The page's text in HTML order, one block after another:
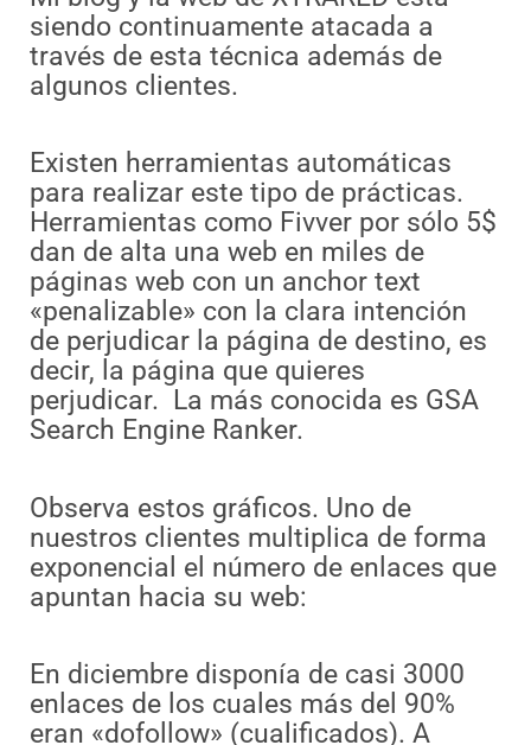
siendo continuamente atacada a
través de esta técnica además de
algunos clientes.
Existen herramientas automáticas
para realizar este tipo de prácticas.
Herramientas como Fivver por sólo 5$
dan de alta una web en miles de
páginas web con un anchor text
«penalizable» con la clara intención
de perjudicar la página de destino, es
decir, la página que quieres
perjudicar. La más conocida es GSA
Search Engine Ranker.
Observa estos gráficos. Uno de
nuestros clientes multiplica de forma
exponencial el número de enlaces que
apuntan hacia su web:
En diciembre disponía de casi 3000
enlaces de los cuales más del 90%
eran «dofollow» (cualificados). A